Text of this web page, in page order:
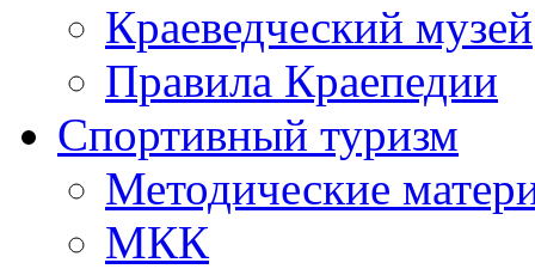
Краеведческий музей
Правила Краепедии
Спортивный туризм
Методические
МКК